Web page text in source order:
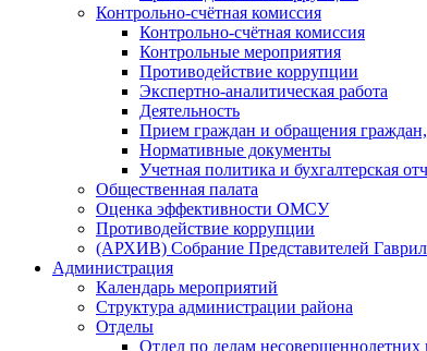
Контрольно-счётная комиссия
Контрольно-счётная комиссия
Контрольные мероприятия
Противодействие коррупции
Экспертно-аналитическая работа
Деятельность
Прием граждан и обращения
Нормативные документы
Учетная политика и бухгалтерская
Общественная палата
Оценка эффективности ОМСУ
Противодействие коррупции
(АРХИВ) Собрание Представителей
Администрация
Календарь мероприятий
Структура администрации района
Отделы
Отдел по делам несовершеннолетних